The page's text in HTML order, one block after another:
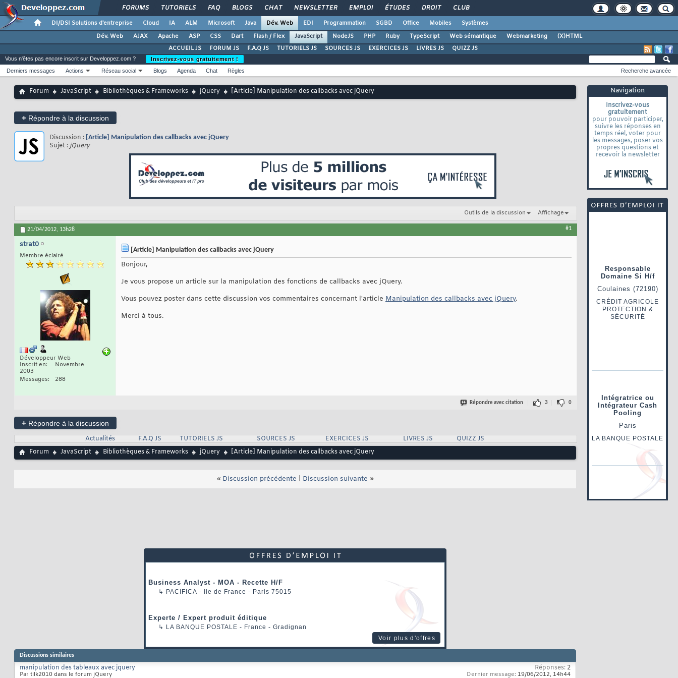
FORUMS TUTORIELS FAQ BLOGS CHAT NEWSLETTER EMPLOI ÉTUDES DROIT CLUB
DI/DSI Solutions d'entreprise Cloud IA ALM Microsoft Java Dév. Web EDI Programmation SGBD Office Mobiles
Systèmes
Dév. Web
AJAX Apache ASP CSS Dart Flash / Flex JavaScript NodeJS PHP Ruby TypeScript Web sémantique Webmarketing
(X)HTML
ACCUEIL JS
FORUM JS F.A.Q JS TUTORIELS JS SOURCES JS EXERCICES JS LIVRES JS QUIZZ JS
Navigation
Inscrivez-vous
gratuitement
pour pouvoir participer,
suivre les réponses en
temps réel, voter pour
les messages, poser vos
propres questions et
recevoir la newsletter
Vous n'êtes pas encore inscrit sur Developpez.com ?
Inscrivez-vous gratuitement !
Derniers messages
Actions Réseau social Blogs Agenda Chat Règles Recherche avancée
Forum JavaScript Bibliothèques & Frameworks jQuery [Article] Manipulation des callbacks avec jQuery
+ Répondre à la discussion
Discussion : [Article] Manipulation des callbacks avec jQuery
Sujet : jQuery
Outils de la discussion Affichage
21/04/2012, 13h28 #1
strat0
Membre éclairé
Développeur Web
Inscrit en
Novembre
2003
Messages
288
[Article] Manipulation des callbacks avec jQuery
Bonjour,
Je vous propose un article sur la manipulation des fonctions de callbacks avec jQuery.
Vous pouvez poster dans cette discussion vos commentaires concernant l'article Manipulation des callbacks avec jQuery.
Merci à tous.
Répondre avec citation 3 0
+ Répondre à la discussion
Actualités
F.A.Q JS TUTORIELS JS SOURCES JS EXERCICES JS LIVRES JS
QUIZZ JS
Forum
JavaScript Bibliothèques & Frameworks jQuery [Article] Manipulation des callbacks avec jQuery
« Discussion précédente Discussion suivante »
Business Analyst - MOA - Recette H/F
↳ PACIFICA - Ile de France - Paris 75015
Experte / Expert produit éditique
↳ LA BANQUE POSTALE - France - Gradignan
Voir plus d'offres
Discussions similaires
manipulation des tableaux avec jquery
Par tilk2010 dans le forum jQuery
Réponses: 2
Dernier message: 19/06/2012, 14h44